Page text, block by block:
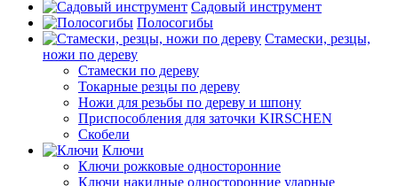
Садовый инструмент
Полосогибы
Стамески, резцы,
ножи по дереву
Стамески по дереву
Токарные резцы по дереву
Ножи для резьбы по дереву и шпону
Приспособления для заточки KIRSCHEN
Скобели
Ключи
Ключи рожковые односторонние
Ключи накидные односторонние ударные